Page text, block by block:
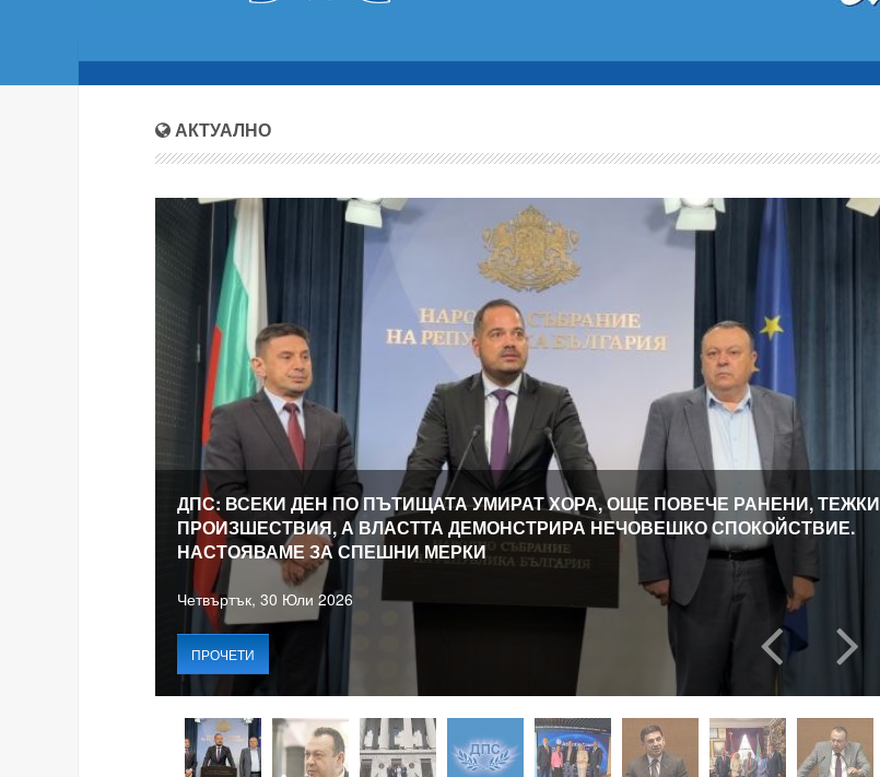
АКТУАЛНО
ДПС: ВСЕКИ ДЕН ПО ПЪТИЩАТА УМИРАТ ХОРА, ОЩЕ ПОВЕЧЕ РАНЕНИ, ТЕЖКИ
ПРОИЗШЕСТВИЯ, А ВЛАСТТА ДЕМОНСТРИРА НЕЧОВЕШКО СПОКОЙСТВИЕ.
НАСТОЯВАМЕ ЗА СПЕШНИ МЕРКИ
Четвъртък, 30 Юли 2026
ПРОЧЕТИ